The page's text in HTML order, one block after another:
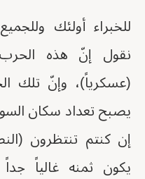
للخبراء أولئك
نقول إنّ هذه
(عسكرياً)، وإنّ تلك
إن كنتم تنتظرون
يكون ثمنه غالياً